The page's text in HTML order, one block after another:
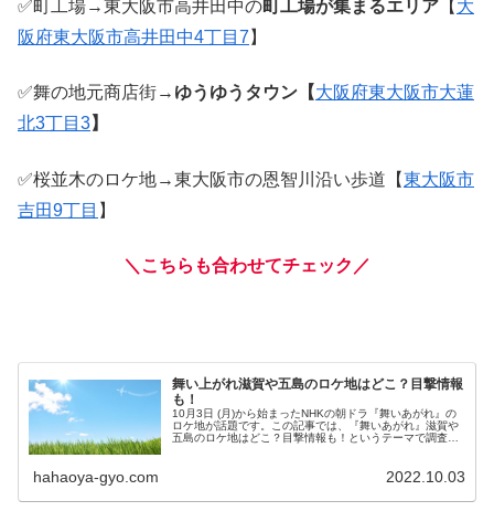
✅町工場→東大阪市高井田中の町工場が集まるエリア 【 大
阪府東大阪市高井田中4丁目7 】
✅舞の地元商店街→ ゆうゆうタウン【大阪府東大阪市大蓮
北3丁目3】
✅桜並木のロケ地→東大阪市の恩智川沿い歩道【東大阪市
吉田9丁目 】
＼こちらも合わせてチェック／
舞い上がれ滋賀や五島のロケ地はどこ？目撃情報
も！
10月3日 (月)から始まったNHKの朝ドラ『舞いあがれ』の
ロケ地が話題です。この記事では、『舞いあがれ』滋賀や
五島のロケ地はどこ？目撃情報も！というテーマで調査し
hahaoya-gyo.com 2022.10.03